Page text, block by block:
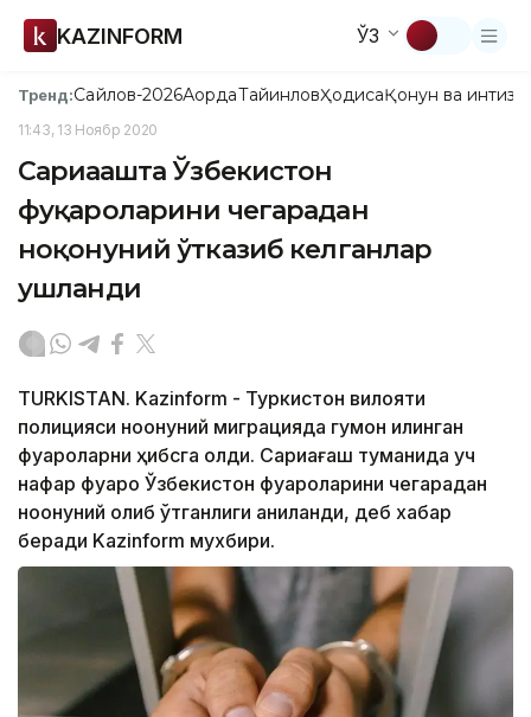
KAZINFORM ЎЗ
Тренд:Сайлов-2026АқордаТайинловҲодисаҚонун ва
11:43, 13 Ноябр 2020
Сариағашта Ўзбекистон
фуқароларини чегарадан
ноқонуний ўтказиб келганлар
ушланди
TURKISTAN. Kazinform - Туркистон вилояти
полицияси ноқонуний миграцияда гумон қилинган
фуқароларни ҳибсга олди. Сариағаш туманида уч
нафар фуқаро Ўзбекистон фуқароларини чегарадан
ноқонуний олиб ўтганлиги аниқланди, деб хабар
беради Kazinform мухбири.